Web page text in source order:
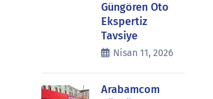
Güngören Oto
Ekspertiz
Tavsiye
Nisan 11, 2026
Arabamcom